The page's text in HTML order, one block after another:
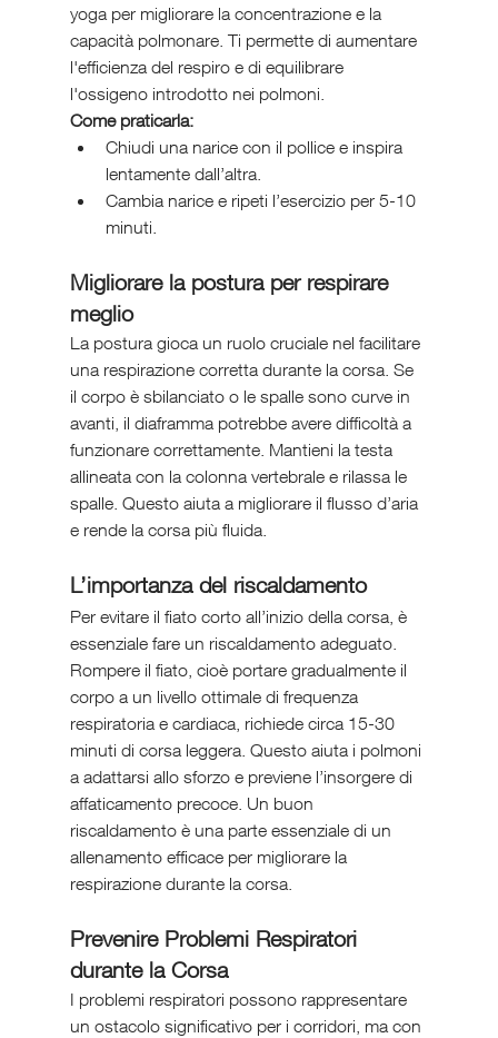
yoga per migliorare la concentrazione e la
capacità polmonare. Ti permette di aumentare
l'efficienza del respiro e di equilibrare
l'ossigeno introdotto nei polmoni.
Come praticarla:
Chiudi una narice con il pollice e inspira
lentamente dall’altra.
Cambia narice e ripeti l’esercizio per 5-10
minuti.
Migliorare la postura per respirare
meglio
La postura gioca un ruolo cruciale nel facilitare
una respirazione corretta durante la corsa. Se
il corpo è sbilanciato o le spalle sono curve in
avanti, il diaframma potrebbe avere difficoltà a
funzionare correttamente. Mantieni la testa
allineata con la colonna vertebrale e rilassa le
spalle. Questo aiuta a migliorare il flusso d’aria
e rende la corsa più fluida.
L’importanza del riscaldamento
Per evitare il fiato corto all’inizio della corsa, è
essenziale fare un riscaldamento adeguato.
Rompere il fiato, cioè portare gradualmente il
corpo a un livello ottimale di frequenza
respiratoria e cardiaca, richiede circa 15-30
minuti di corsa leggera. Questo aiuta i polmoni
a adattarsi allo sforzo e previene l’insorgere di
affaticamento precoce. Un buon
riscaldamento è una parte essenziale di un
allenamento efficace per migliorare la
respirazione durante la corsa.
Prevenire Problemi Respiratori
durante la Corsa
I problemi respiratori possono rappresentare
un ostacolo significativo per i corridori, ma con